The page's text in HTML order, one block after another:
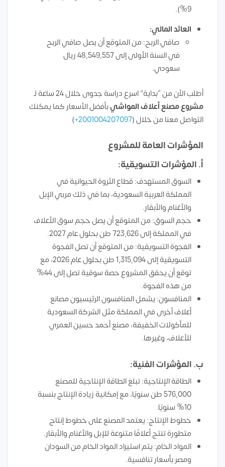
9%).
العائد المالي:
صافي الربح: من المتوقع أن يصل صافي الربح
في السنة الأولى إلى 48,549,557 ريال
سعودي.
أطلب الأن من “بداية” اسرع دراسة جدوى خلال 24 ساعة لـ
مشروع مصنع أعلاف المواشيبأفضل الأسعار كما يمكنك
التواصل معنا من خلال (2001004207097+
)
المؤشرات العامة للمشروع
أ. المؤشرات التسويقية:
السوق المستهدف: قطاع الثروة الحيوانية في
المملكة العربية السعودية، بما في ذلك مربي الإبل
والأغنام والأبقار.
حجم السوق: من المتوقع أن يصل حجم سوق الأعلاف
في المملكة إلى 723,626 طن بحلول عام 2027.
الفجوة التسويقية: من المتوقع أن تصل الفجوة
التسويقية إلى 1,315,094 طن بحلول عام 2026، مع
توقع أن يحقق المشروع حصة سوقية تصل إلى 44%
من هذه الفجوة.
المنافسون: يشمل المنافسون الرئيسيون مصانع
أعلاف أخرى في المملكة مثل الشركة السعودية
للمأكولات الخفيفة، مصنع أحمد حسين العمري
للأعلاف، وغيرها.
ب. المؤشرات الفنية:
الطاقة الإنتاجية: تبلغ الطاقة الإنتاجية للمصنع
576,000 طن سنويًا، مع إمكانية زيادة الإنتاج بنسبة
10% سنويًا.
خطوط الإنتاج: يعتمد المصنع على خطوط إنتاج
متطورة تنتج أعلافًا متنوعة للإبل والأغنام والأبقار.
المواد الخام: يتم استيراد المواد الخام من السودان
ومصر بأسعار تنافسية.